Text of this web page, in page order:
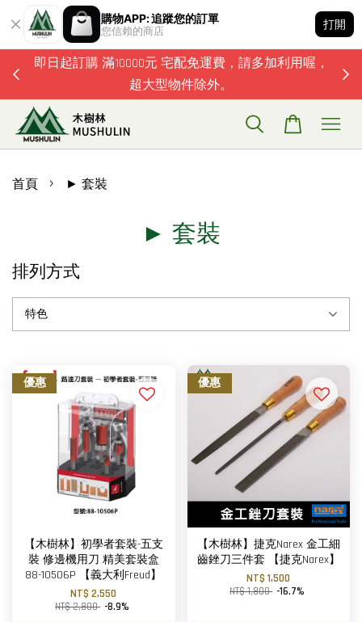
購物APP: 追蹤您的訂單
您信賴的商店
打開
即日起訂購 滿10000元 宅配免運費，請多加利用喔，
超大型物件除外。
首頁 › ► 套裝
► 套裝
排列方式
優惠
【木樹林】初學者套裝-五支
裝 修邊機用刀 精美套裝盒
88-10506P 【義大利Freud】
NT$ 2,550
NT$ 2,800 -8.9%
優惠
【木樹林】捷克Narex 金工細
齒銼刀三件套 【捷克Narex】
NT$ 1,500
NT$ 1,800 -16.7%